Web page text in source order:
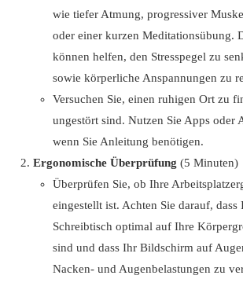
wie tiefer Atmung, progressiver
oder einer kurzen Meditationsübung.
können helfen, den Stresspegel zu
sowie körperliche Anspannungen zu
Versuchen Sie, einen ruhigen Ort zu
ungestört sind. Nutzen Sie Apps oder
wenn Sie Anleitung benötigen.
Ergonomische Überprüfung (5 Minuten)
Überprüfen Sie, ob Ihre
eingestellt ist. Achten Sie darauf,
Schreibtisch optimal auf Ihre
sind und dass Ihr Bildschirm auf
Nacken- und Augenbelastungen zu